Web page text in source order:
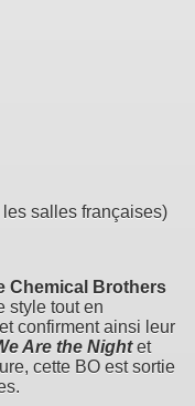
salles françaises)
Chemical Brothers
style tout en
confirment ainsi leur
Are the Night et
cette BO est sortie